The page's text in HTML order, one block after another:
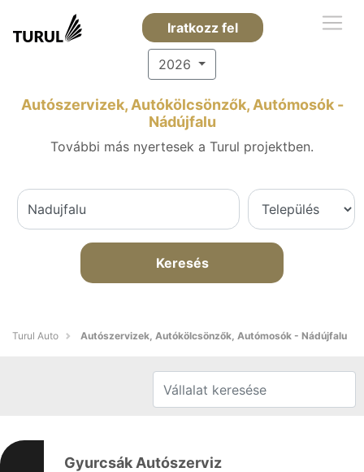
Iratkozz fel
2026
Autószervizek, Autókölcsönzők, Autómosók -
Nádújfalu
További más nyertesek a Turul projektben.
Keresés
Turul Auto Autószervizek, Autókölcsönzők, Autómosók - Nádújfalu
Gyurcsák Autószerviz